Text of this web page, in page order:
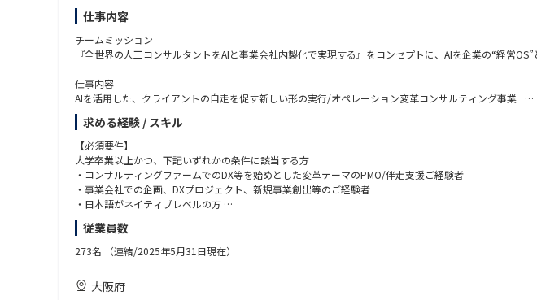
仕事内容
チームミッション
『全世界の人工コンサルタントをAIと事業会社内製化で実現する』をコンセプトに、AIを企業の“経営
仕事内容
AIを活用した、クライアントの自走を促す新しい形の実行/オペレーション変革コンサルティング事業
Management Consultingでは、従来の“伴走支援”とは異なり、クライアントの自走を志向したサポート
現在コンサルティング業界では“コンサルティング”と銘打ちながらも、クライアントの業務代替や管理
支援スタイルが増えつつあります。
我々の実行支援は、あくまでクライアントの自走化を目的とし、AIの活用による業務の効率化・高度化
ティングを実施しています。
チームとしても 「たのしいコンサル 」をキーワードに、働きやすく成長も両立できる仕組みを整えていま
→実行支援＋AI化で、自身が作り上げた仕組みを“アセット”として残すことで得られる価値貢 献と、
・「純粋にクライアントに向き合いたいのに売上・稼働へのプレッシャーがノイズ…」
→営業とコンサル機能を分離したチーミングにより、プロジェクトにフォーカス
→待遇を維持/向上させつつ、AI・変革ノウハウを身に着け、今後の強みを獲得
求める経験 / スキル
【必須要件】
大学卒業以上かつ、下記いずれかの条件に該当する方
・コンサルティングファームでのDX等を始めとした変革テーマのPMO/伴走支援ご経験者
・事業会社での企画、DXプロジェクト、新規事業創出等のご経験者
・日本語がネイティブレベルの方
【求める人物像】
・今よりもう一段スキルアップや達成感を味わいたい方
・事業やクライアントの業界に愛着や愛情を持っている方
・知的好奇心・知的タフネスがあり、自ら積極的に物事を推進/自己研鑽できる方
従業員数
273名 （連結/2025年5月31日現在）
大阪府